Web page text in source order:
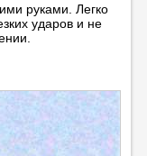
руками. Легко
ударов и не